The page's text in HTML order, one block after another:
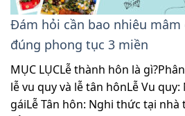
Đám hỏi cần bao nhiêu mâm
đúng phong tục 3 miền
MỤC LỤCLễ thành hôn là
lễ vu quy và lễ tân hônLễ Vu
gáiLễ Tân hôn: Nghi thức tại nhà